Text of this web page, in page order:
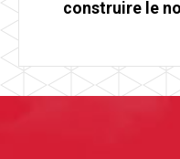
construire le